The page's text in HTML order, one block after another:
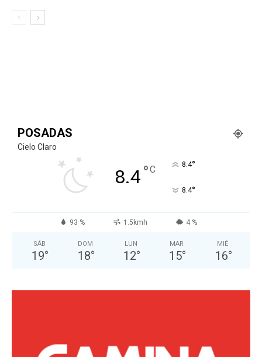
POSADAS
Cielo Claro
8.4°C 8.4°
8.4°
93 % 1.5kmh 4 %
SÁB
19°
DOM
18°
LUN
12°
MAR
15°
MIÉ
16°